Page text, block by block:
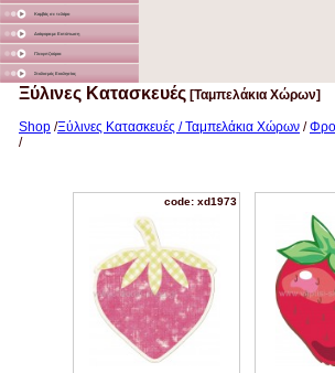
Καμβάς σε τελάρο
Διάφορα με Εκτύπωση
Γλειφιτζούρια
Στολισμός Εκκλησίας
Ξύλινες Κατασκευές [Ταμπελάκια Χώρων]
Shop /Ξύλινες Κατασκευές / Ταμπελάκια Χώρων /
/
code: xd1973